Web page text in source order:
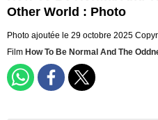
Other World : Photo
Photo ajoutée le 29 octobre 2025
Film How To Be Normal And The